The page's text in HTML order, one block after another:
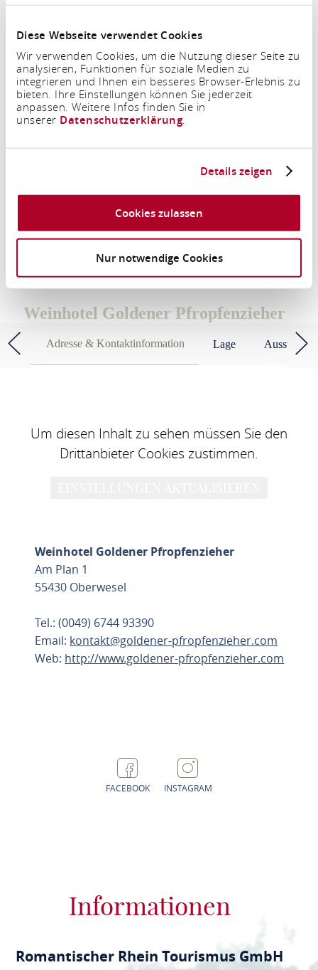
Diese Webseite verwendet Cookies
Wir verwenden Cookies, um die Nutzung dieser Seite zu
analysieren, Funktionen für soziale Medien zu
integrieren und Ihnen ein besseres Browser-Erlebnis zu
bieten. Ihre Einstellungen können Sie jederzeit
anpassen. Weitere Infos finden Sie in
unserer Datenschutzerklärung
Details zeigen
Cookies zulassen
Nur notwendige Cookies
Zeitraum
2 Erwachsene
UNTERKÜNFTE SUCHEN
Weinhotel Goldener Pfropfenzieher
Adresse & Kontaktinformation Lage
Um diesen Inhalt zu sehen müssen Sie den
Drittanbieter Cookies zustimmen.
Weinhotel Goldener Pfropfenzieher
Am Plan 1
55430 Oberwesel
Tel.: (0049) 6744 93390
Email: kontakt@goldener-pfropfenzieher.com
Web: http://www.goldener-pfropfenzieher.com
FACEBOOK INSTAGRAM
Informationen
Romantischer Rhein Tourismus GmbH